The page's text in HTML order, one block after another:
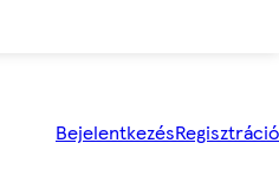
BejelentkezésRegisztráció